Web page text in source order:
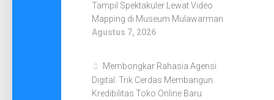
Tampil Spektakuler Lewat Video
Mapping di Museum Mulawarman
Agustus 7, 2026
Membongkar Rahasia Agensi
Digital: Trik Cerdas Membangun
Kredibilitas Toko Online Baru